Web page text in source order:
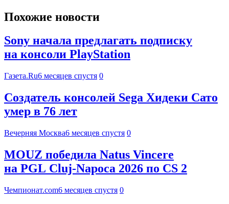
Похожие новости
Sony начала предлагать подписку
на консоли PlayStation
Газета.Ru6 месяцев спустя 0
Создатель консолей Sega Хидеки Сато
умер в 76 лет
Вечерняя Москва6 месяцев спустя 0
MOUZ победила Natus Vincere
на PGL Cluj-Napoca 2026 по CS 2
Чемпионат.com6 месяцев спустя 0